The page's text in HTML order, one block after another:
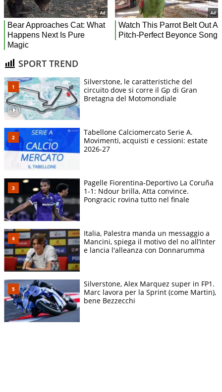
SPORT TREND
Silverstone, le caratteristiche del
circuito dove si corre il Gp di Gran
Bretagna del Motomondiale
Tabellone Calciomercato Serie A.
Movimenti, acquisti e cessioni: estate
2026-27
Pagelle Fiorentina-Deportivo La Coruña
1-1: Ndour brilla, Atta convince.
Pongracic rovina tutto nel finale
Italia, Palestra manda un messaggio a
Mancini, spiega il motivo del no all’Inter
e lancia l'alleanza con Donnarumma
Silverstone, Alex Marquez super in FP1.
Marc lavora per la Sprint (come Martin),
bene Bezzecchi